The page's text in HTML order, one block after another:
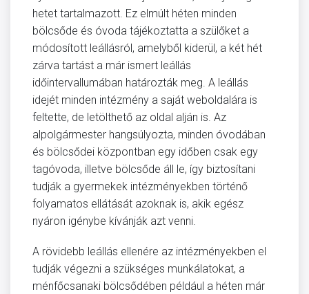
hetet tartalmazott. Ez elmúlt héten minden
bölcsőde és óvoda tájékoztatta a szülőket a
módosított leállásról, amelyből kiderül, a két hét
zárva tartást a már ismert leállás
időintervallumában határozták meg. A leállás
idejét minden intézmény a saját weboldalára is
feltette, de letölthető az oldal alján is. Az
alpolgármester hangsúlyozta, minden óvodában
és bölcsődei központban egy időben csak egy
tagóvoda, illetve bölcsőde áll le, így biztosítani
tudják a gyermekek intézményekben történő
folyamatos ellátását azoknak is, akik egész
nyáron igénybe kívánják azt venni.
A rövidebb leállás ellenére az intézményekben el
tudják végezni a szükséges munkálatokat, a
ménfőcsanaki bölcsődében például a héten már